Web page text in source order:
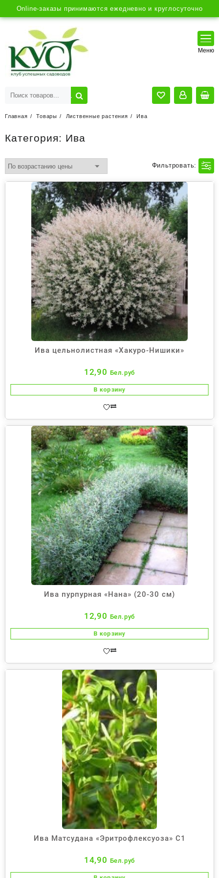
Online-заказы принимаются ежедневно и круглосуточно
Категория: Ива
Главная Товары Лиственные растения Ива
Фильтровать:
Ива цельнолистная «Хакуро-Нишики»
12,90 Бел.руб
В корзину
Ива пурпурная «Нана» (20-30 см)
12,90 Бел.руб
В корзину
Ива Матсудана «Эритрофлексуоза» С1
14,90 Бел.руб